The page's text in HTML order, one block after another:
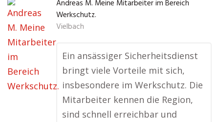
Andreas M. Meine Mitarbeiter im Bereich
Werkschutz.
Vielbach
Ein ansässiger Sicherheitsdienst
bringt viele Vorteile mit sich,
insbesondere im Werkschutz. Die
Mitarbeiter kennen die Region,
sind schnell erreichbar und